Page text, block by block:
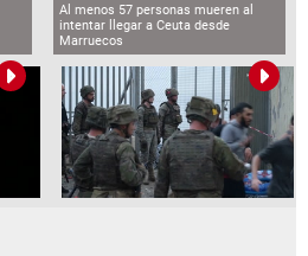
Al menos 57 personas mueren al
intentar llegar a Ceuta desde
Marruecos